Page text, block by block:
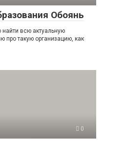
Обоянь
всю актуальную
про такую организацию, как
0